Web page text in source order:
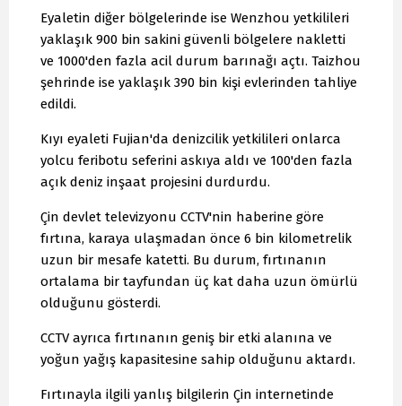
Eyaletin diğer bölgelerinde ise Wenzhou yetkilileri
yaklaşık 900 bin sakini güvenli bölgelere nakletti
ve 1000'den fazla acil durum barınağı açtı. Taizhou
şehrinde ise yaklaşık 390 bin kişi evlerinden tahliye
edildi.
Kıyı eyaleti Fujian'da denizcilik yetkilileri onlarca
yolcu feribotu seferini askıya aldı ve 100'den fazla
açık deniz inşaat projesini durdurdu.
Çin devlet televizyonu CCTV'nin haberine göre
fırtına, karaya ulaşmadan önce 6 bin kilometrelik
uzun bir mesafe katetti. Bu durum, fırtınanın
ortalama bir tayfundan üç kat daha uzun ömürlü
olduğunu gösterdi.
CCTV ayrıca fırtınanın geniş bir etki alanına ve
yoğun yağış kapasitesine sahip olduğunu aktardı.
Fırtınayla ilgili yanlış bilgilerin Çin internetinde